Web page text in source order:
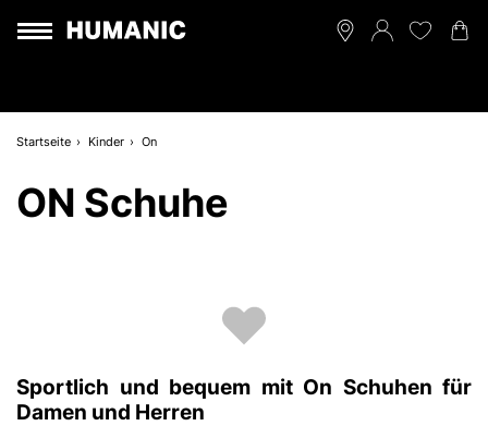
Startseite Kinder On
ON Schuhe
Sportlich und bequem mit On Schuhen für
Damen und Herren